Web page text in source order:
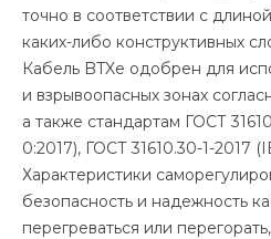
точно в соответствии с
каких-либо конструктивных
Кабель BTXe одобрен для
и взрывоопасных зонах
а также стандартам ГОСТ
0:2017), ГОСТ 31610.30-1-2017
Характеристики
безопасность и надежность
перегреваться или